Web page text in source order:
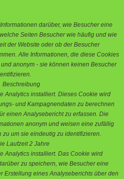
darüber, wie Besucher eine
Seiten Besucher wie häufig und wie
der Website oder ob der Besucher
Alle Informationen, die diese Cookies
anonym - sie können keinen Besucher
Beschreibung
Analytics installiert. Dieses Cookie wird
und Kampagnendaten zu berechnen
einen Analysebericht zu erfassen. Die
anonym und weisen eine zufällig
um sie eindeutig zu identifizieren.
Laufzeit 2 Jahre
Analytics installiert. Das Cookie wird
zu speichern, wie Besucher eine
Erstellung eines Analyseberichts über den